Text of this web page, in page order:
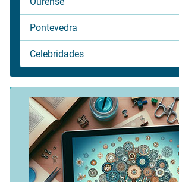
Pontevedra
Celebridades